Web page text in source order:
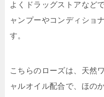
よくドラッグストアなど
ャンプーやコンディショ
す。
こちらのローズは、天然
ャルオイル配合で、ほの